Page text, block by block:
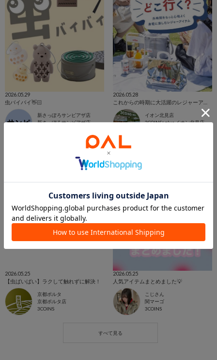
2026.05.29
虫バイバイ👋🏻
新さっぽろサンピアザ店
新さっぽろサンピアザ店
2026.05.28
イオン北見店
3COINS+plus イオン北見店
2026.05.25
【虫ばいばい】ラクして触れずに解決！
京都ポルタ
京都ポルタ店
3COINS
2026.05.25
人気アイテムまとめました💡
こじさん
関マーゴ
3COINS